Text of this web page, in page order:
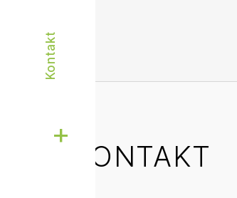
Kontakt
KONTAKT